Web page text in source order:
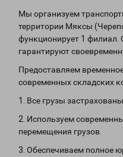
Мы организуем
территории Мяксы
функционирует 1 филиал.
гарантируют
Предоставляем
современных складских
1. Все грузы
2. Используем
перемещения грузов.
3. Обеспечиваем полное